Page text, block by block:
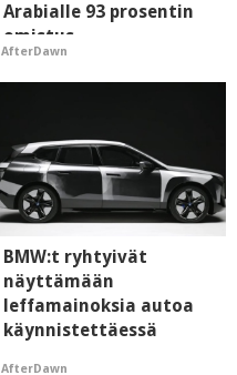
Arabialle 93 prosentin
omistus
AfterDawn
BMW:t ryhtyivät
näyttämään
leffamainoksia autoa
käynnistettäessä
AfterDawn